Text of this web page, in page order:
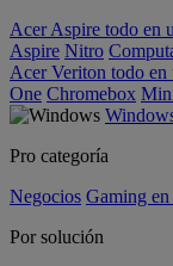
Acer Aspire todo en
Aspire Nitro
Acer Veriton todo en
One Chromebox
Pro categoría
Negocios Gaming
Por solución